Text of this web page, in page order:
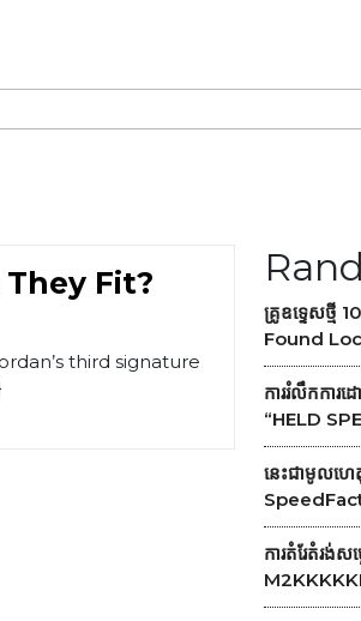
Fit?Air
3
Exactly
third signature
គ្រូឧទ្ទេសថ្មី
Found
ការរំលឹកកា
“HELD
នេះជាមូលហ
ការតំរែតំរង់